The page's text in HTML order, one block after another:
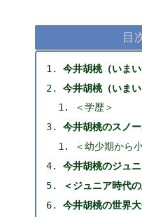
目
今井胡桃（いま
今井胡桃（いま
＜学歴＞
今井胡桃のスノ
＜幼少期から
今井胡桃のジュ
＜ジュニア時代
今井胡桃の世界